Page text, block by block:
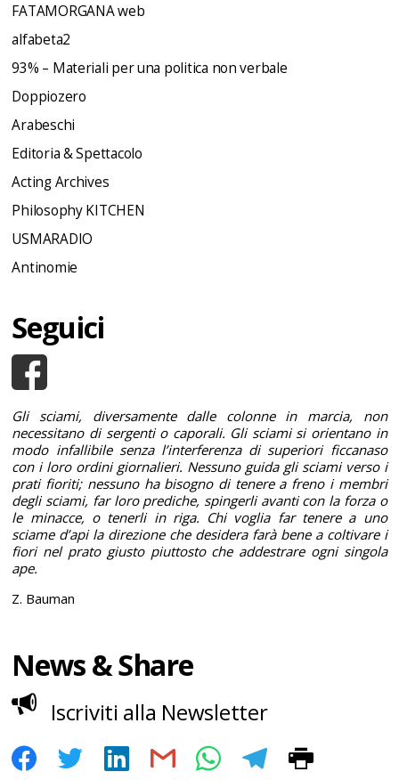
FATAMORGANA web
alfabeta2
93% – Materiali per una politica non verbale
Doppiozero
Arabeschi
Editoria & Spettacolo
Acting Archives
Philosophy KITCHEN
USMARADIO
Antinomie
Seguici
Gli sciami, diversamente dalle colonne in marcia, non
necessitano di sergenti o caporali. Gli sciami si orientano in
modo infallibile senza l’interferenza di superiori ficcanaso
con i loro ordini giornalieri. Nessuno guida gli sciami verso i
prati fioriti; nessuno ha bisogno di tenere a freno i membri
degli sciami, far loro prediche, spingerli avanti con la forza o
le minacce, o tenerli in riga. Chi voglia far tenere a uno
sciame d’api la direzione che desidera farà bene a coltivare i
fiori nel prato giusto piuttosto che addestrare ogni singola
ape.
Z. Bauman
News & Share
Iscriviti alla Newsletter